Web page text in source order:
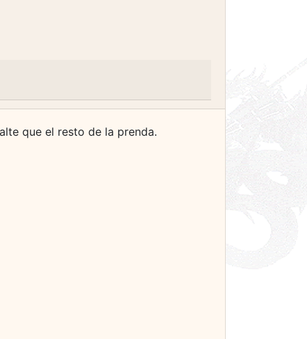
que el resto de la prenda.